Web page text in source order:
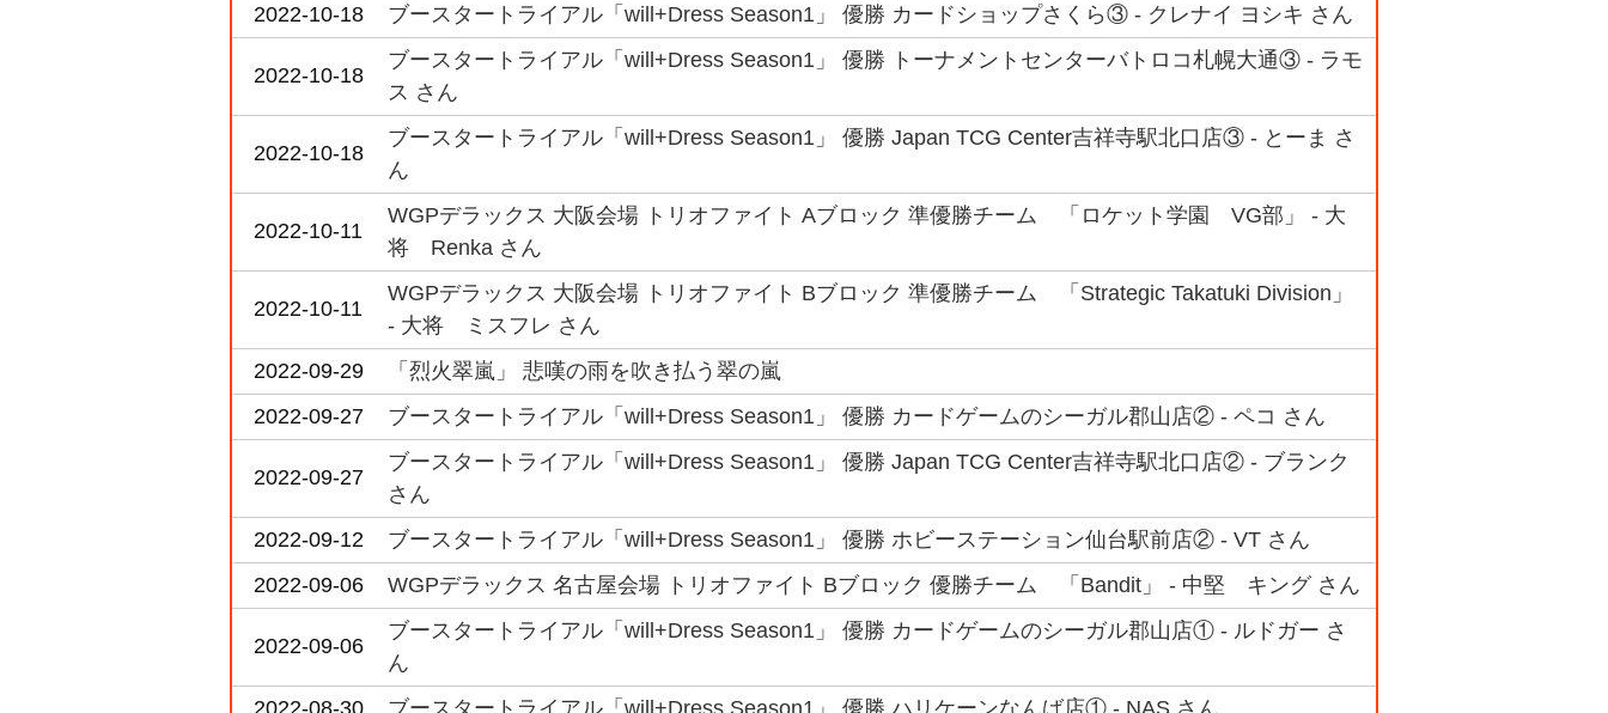
2022-10-18
ブースタートライアル「will+Dress Season1」 優勝 カードショップさくら③ - クレナイ ヨシキ さん
2022-10-18
ブースタートライアル「will+Dress Season1」 優勝 トーナメントセンターバトロコ札幌大通③ - ラモ
ス さん
2022-10-18
ブースタートライアル「will+Dress Season1」 優勝 Japan TCG Center吉祥寺駅北口店③ - とーま さ
ん
2022-10-11
WGPデラックス 大阪会場 トリオファイト Aブロック 準優勝チーム 「ロケット学園 VG部」 - 大
将 Renka さん
2022-10-11
WGPデラックス 大阪会場 トリオファイト Bブロック 準優勝チーム 「Strategic Takatuki Division」
- 大将 ミスフレ さん
2022-09-29
「烈火翠嵐」 悲嘆の雨を吹き払う翠の嵐
2022-09-27
ブースタートライアル「will+Dress Season1」 優勝 カードゲームのシーガル郡山店② - ペコ さん
2022-09-27
ブースタートライアル「will+Dress Season1」 優勝 Japan TCG Center吉祥寺駅北口店② - ブランク
さん
2022-09-12
ブースタートライアル「will+Dress Season1」 優勝 ホビーステーション仙台駅前店② - VT さん
2022-09-06
WGPデラックス 名古屋会場 トリオファイト Bブロック 優勝チーム 「Bandit」 - 中堅 キング さん
2022-09-06
ブースタートライアル「will+Dress Season1」 優勝 カードゲームのシーガル郡山店① - ルドガー さ
ん
2022-08-30
ブースタートライアル「will+Dress Season1」 優勝 ハリケーンなんば店① - NAS さん